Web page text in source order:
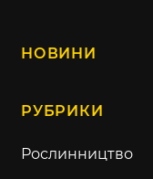
НОВИНИ
РУБРИКИ
Рослинництво